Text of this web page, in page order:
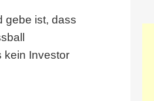
gebe ist, dass
kein Investor